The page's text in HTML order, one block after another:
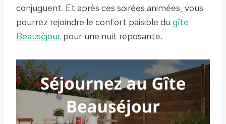
conjuguent. Et après ces soirées animées, vous
pourrez rejoindre le confort paisible du gîte
Beauséjour pour une nuit reposante.